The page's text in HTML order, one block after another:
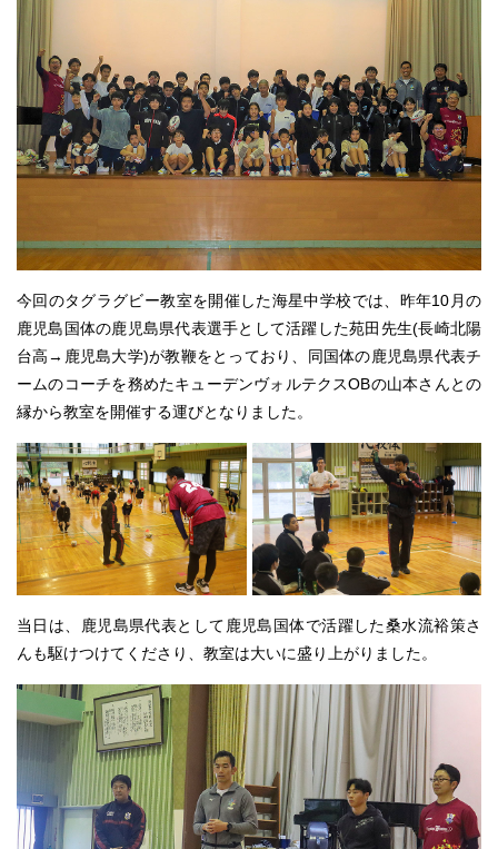
今回のタグラグビー教室を開催した海星中学校では、昨年10月の
鹿児島国体の鹿児島県代表選手として活躍した苑田先生(長崎北陽
台高→鹿児島大学)が教鞭をとっており、同国体の鹿児島県代表チ
ームのコーチを務めたキューデンヴォルテクスOBの山本さんとの
縁から教室を開催する運びとなりました。
当日は、鹿児島県代表として鹿児島国体で活躍した桑水流裕策さ
んも駆けつけてくださり、教室は大いに盛り上がりました。